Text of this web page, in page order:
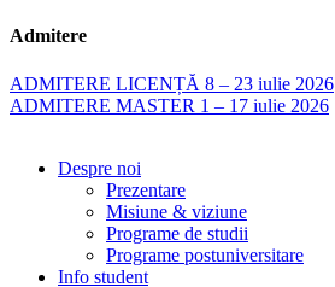
Admitere
ADMITERE LICENȚĂ 8 – 23 iulie 2026
ADMITERE MASTER 1 – 17 iulie 2026
Despre noi
Prezentare
Misiune & viziune
Programe de studii
Programe postuniversitare
Info student